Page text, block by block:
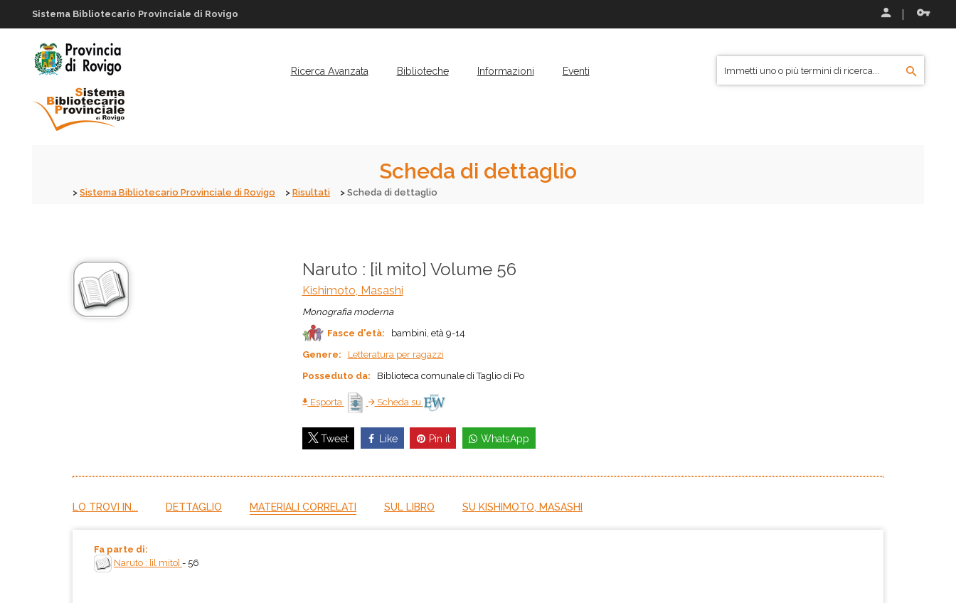
Sistema Bibliotecario Provinciale di Rovigo
Ricerca Avanzata Biblioteche Informazioni Eventi
Scheda di dettaglio
Sistema Bibliotecario Provinciale di Rovigo Risultati Scheda di dettaglio
Naruto : [il mito] Volume 56
Kishimoto, Masashi
Monografia moderna
Fasce d'età:
bambini, età 9-14
Genere:
Letteratura per ragazzi
Posseduto da:
Biblioteca comunale di Taglio di Po
Esporta Scheda su
Tweet Like Pin it WhatsApp
LO TROVI IN... DETTAGLIO MATERIALI CORRELATI SUL LIBRO SU KISHIMOTO, MASASHI
Fa parte di:
Naruto : [il mito] - 56